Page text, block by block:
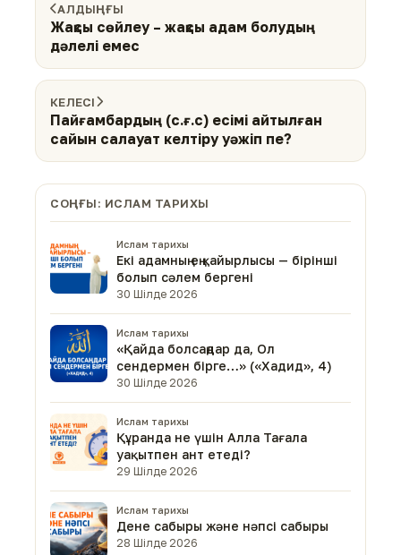
АЛДЫҢҒЫ
Жақсы сөйлеу – жақсы адам болудың
дәлелі емес
КЕЛЕСІ
Пайғамбардың (с.ғ.с) есімі айтылған
сайын салауат келтіру уәжіп пе?
СОҢҒЫ: ИСЛАМ ТАРИХЫ
Ислам тарихы
Екі адамның ең қайырлысы — бірінші
болып сәлем бергені
30 Шілде 2026
Ислам тарихы
«Қайда болсаңдар да, Ол
сендермен бірге…» («Хадид», 4)
30 Шілде 2026
Ислам тарихы
Құранда не үшін Алла Тағала
уақытпен ант етеді?
29 Шілде 2026
Ислам тарихы
Дене сабыры және нәпсі сабыры
28 Шілде 2026